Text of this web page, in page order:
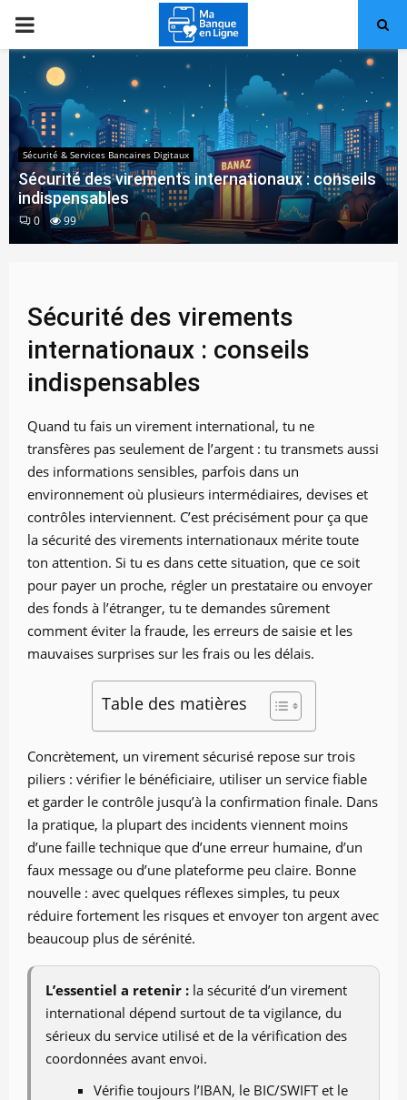
PRIMARY
MENU
Sécurité & Services Bancaires Digitaux
Sécurité des virements internationaux : conseils
indispensables
0 99
Sécurité des virements
internationaux : conseils
indispensables
Quand tu fais un virement international, tu ne
transfères pas seulement de l’argent : tu transmets aussi
des informations sensibles, parfois dans un
environnement où plusieurs intermédiaires, devises et
contrôles interviennent. C’est précisément pour ça que
la sécurité des virements internationaux mérite toute
ton attention. Si tu es dans cette situation, que ce soit
pour payer un proche, régler un prestataire ou envoyer
des fonds à l’étranger, tu te demandes sûrement
comment éviter la fraude, les erreurs de saisie et les
mauvaises surprises sur les frais ou les délais.
Table des matières
Concrètement, un virement sécurisé repose sur trois
piliers : vérifier le bénéficiaire, utiliser un service fiable
et garder le contrôle jusqu’à la confirmation finale. Dans
la pratique, la plupart des incidents viennent moins
d’une faille technique que d’une erreur humaine, d’un
faux message ou d’une plateforme peu claire. Bonne
nouvelle : avec quelques réflexes simples, tu peux
réduire fortement les risques et envoyer ton argent avec
beaucoup plus de sérénité.
L’essentiel a retenir : la sécurité d’un virement
international dépend surtout de ta vigilance, du
sérieux du service utilisé et de la vérification des
coordonnées avant envoi.
Vérifie toujours l’IBAN, le BIC/SWIFT et le